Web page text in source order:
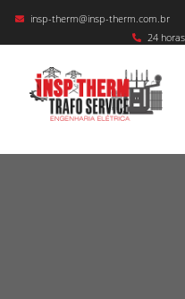
insp-therm@insp-therm.com.br
24